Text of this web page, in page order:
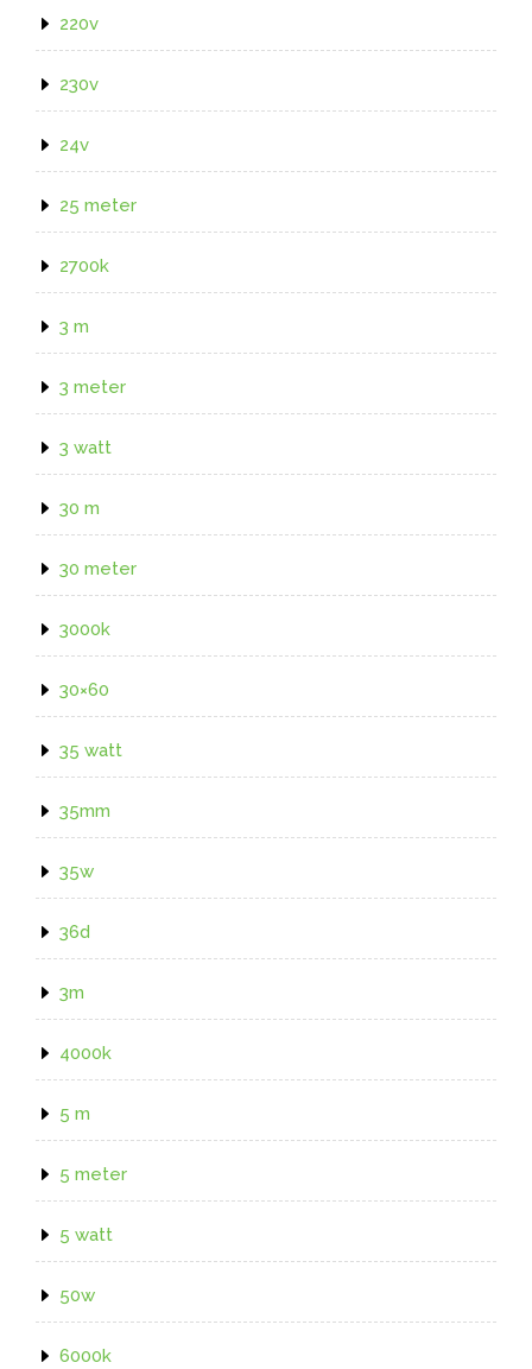
220v
230v
24v
25 meter
2700k
3 m
3 meter
3 watt
30 m
30 meter
3000k
30×60
35 watt
35mm
35w
36d
3m
4000k
5 m
5 meter
5 watt
50w
6000k